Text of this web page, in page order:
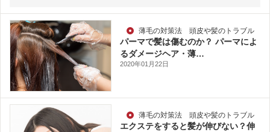
薄毛の対策法 頭皮や髪のトラブル
パーマで髪は傷むのか？ パーマによ
るダメージヘア・薄…
2020年01月22日
薄毛の対策法 頭皮や髪のトラブル
エクステをすると髪が伸びない？伸